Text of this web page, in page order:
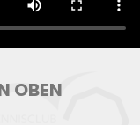
OBEN